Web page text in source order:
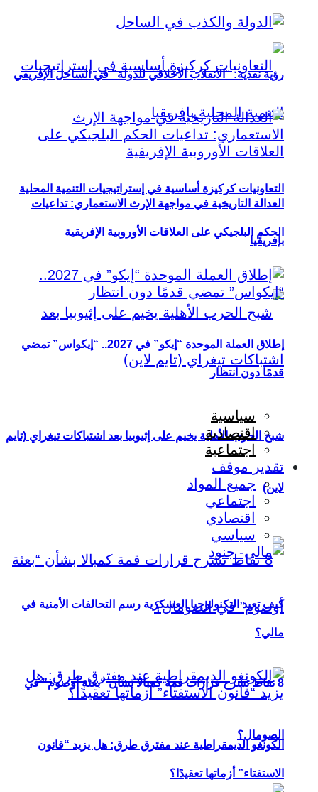
التعاونيات كركيزة أساسية في إستراتيجيات التنمية المحلية
بإفريقيا
شبح الحرب الأهلية يخيم على إثيوبيا بعد اشتباكات تيغراي (تايم
لاين)
8 نقاط تشرح قرارات قمة كمبالا بشأن “بعثة أوصوم” في
الصومال؟
رؤية نقدية: “الانقلاب الأخلاقي للدولة” في الساحل الإفريقي
العدالة التاريخية في مواجهة الإرث الاستعماري: تداعيات
الحكم البلجيكي على العلاقات الأوروبية الإفريقية
إطلاق العملة الموحدة “إيكو” في 2027.. “إيكواس” تمضي
قدمًا دون انتظار
سياسية
اقتصادية
اجتماعية
تقدير موقف
جميع المواد
اجتماعي
اقتصادي
سياسي
كيف تعيد التكنولوجيا العسكرية رسم التحالفات الأمنية في
مالي؟
الكونغو الديمقراطية عند مفترق طرق: هل يزيد “قانون
الاستفتاء” أزماتها تعقيدًا؟